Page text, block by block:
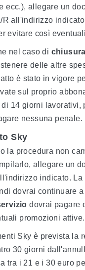
ecc.), allegare un
R all'indirizzo indicato
evitare così
nel caso di
delle altre
è stato in vigore
sul proprio
14 giorni
nessuna penale.
Sky
la procedura non
allegare un
indicato.
dovrai continuare
dovrai pagare
promozioni attive.
Sky è prevista la
30 giorni
tra i 21 e i 30 euro